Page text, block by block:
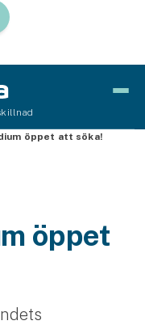
öppet att söka!
öppet